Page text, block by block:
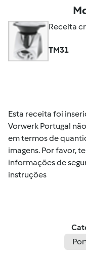
Receita
TM31
Esta receita foi
Vorwerk Portugal
em termos de
imagens. Por favor,
informações de
instruções